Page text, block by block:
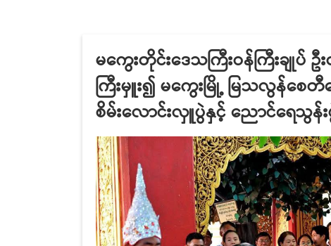
မကွေးတိုင်းဒေသကြီးဝန်ကြီးချု
ကြီးမှူး၍ မကွေးမြို့ မြသလွန်စ
စိမ်းလောင်းလှူပွဲနှင့် ညောင်ရေသွ